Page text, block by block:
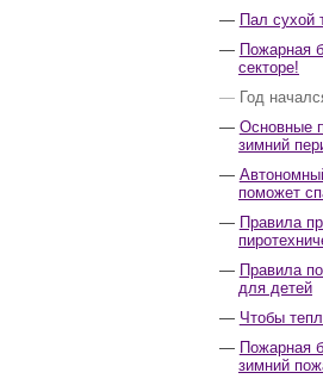
Пал сухой
Пожарная
секторе!
Год
Основные
зимний
поможет
Правила
Правила
для детей
Чтобы
Пожарная
зимний